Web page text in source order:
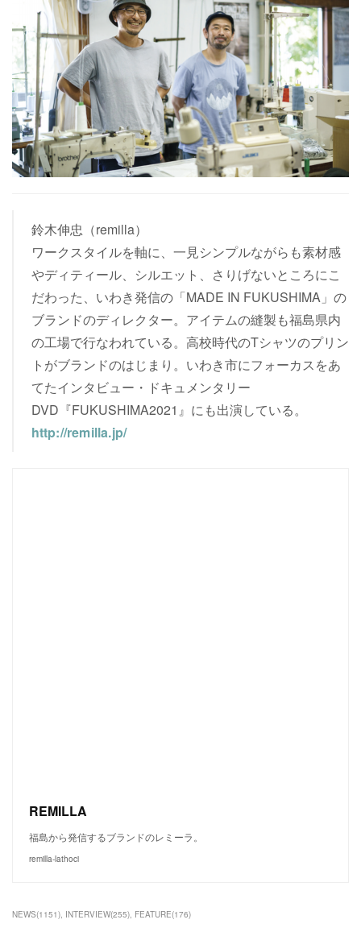
鈴木伸忠（remilla）
ワークスタイルを軸に、一見シンプルながらも素材感
やディティール、シルエット、さりげないところにこ
だわった、いわき発信の「MADE IN FUKUSHIMA」の
ブランドのディレクター。アイテムの縫製も福島県内
の工場で行なわれている。高校時代のTシャツのプリン
トがブランドのはじまり。いわき市にフォーカスをあ
てたインタビュー・ドキュメンタリー
DVD『FUKUSHIMA2021』にも出演している。
http://remilla.jp/
REMILLA
福島から発信するブランドのレミーラ。
remilla-lathoci
NEWS(1151) INTERVIEW(255) FEATURE(176)